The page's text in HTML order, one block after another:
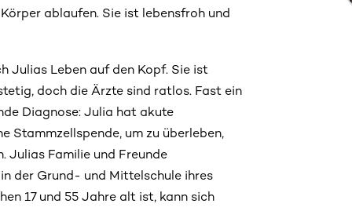
ablaufen. Sie ist lebensfroh und
Julias Leben auf den Kopf. Sie ist
doch die Ärzte sind ratlos. Fast ein
Diagnose: Julia hat akute
Stammzellspende, um zu überleben,
Julias Familie und Freunde
der Grund- und Mittelschule ihres
17 und 55 Jahre alt ist, kann sich